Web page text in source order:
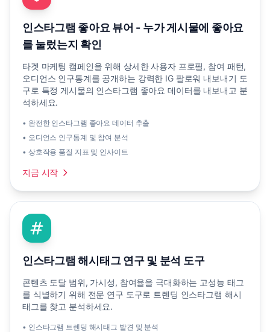
인스타그램 좋아요 뷰어 - 누가 게시물에 좋아요
를 눌렀는지 확인
타겟 마케팅 캠페인을 위해 상세한 사용자 프로필, 참여 패턴,
오디언스 인구통계를 공개하는 강력한 IG 팔로워 내보내기 도
구로 특정 게시물의 인스타그램 좋아요 데이터를 내보내고 분
석하세요.
• 완전한 인스타그램 좋아요 데이터 추출
• 오디언스 인구통계 및 참여 분석
• 상호작용 품질 지표 및 인사이트
지금 시작
인스타그램 해시태그 연구 및 분석 도구
콘텐츠 도달 범위, 가시성, 참여율을 극대화하는 고성능 태그
를 식별하기 위해 전문 연구 도구로 트렌딩 인스타그램 해시
태그를 찾고 분석하세요.
• 인스타그램 트렌딩 해시태그 발견 및 분석